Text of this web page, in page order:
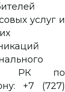
услуг и
РК по
+7 (727)